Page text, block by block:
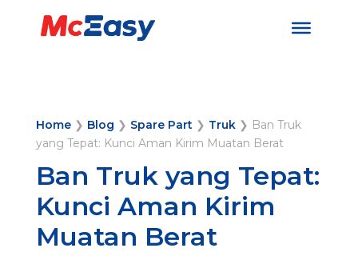
Home❯ Blog ❯ Spare Part❯ Truk❯ Ban Truk
yang Tepat: Kunci Aman Kirim Muatan Berat
Ban Truk yang Tepat:
Kunci Aman Kirim
Muatan Berat